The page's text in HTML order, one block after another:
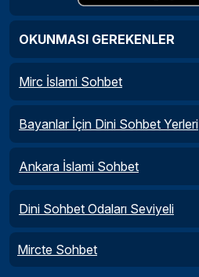
OKUNMASI GEREKENLER
Mirc İslami Sohbet
Bayanlar İçin Dini Sohbet Yerleri
Ankara İslami Sohbet
Dini Sohbet Odaları Seviyeli
Mircte Sohbet